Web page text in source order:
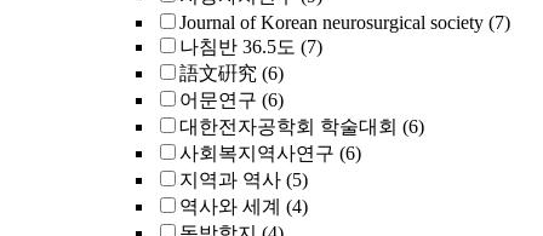
Journal of Korean neurosurgical society (7)
나침반 36.5도 (7)
語文硏究 (6)
어문연구 (6)
대한전자공학회 학술대회 (6)
사회복지역사연구 (6)
지역과 역사 (5)
역사와 세계 (4)